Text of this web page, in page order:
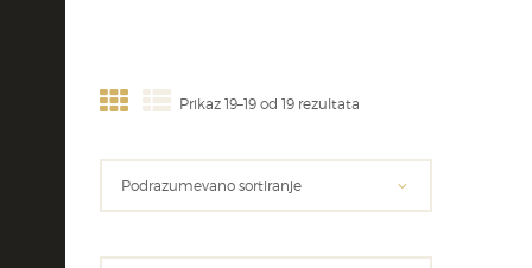
Prikaz 19–19 od 19 rezultata